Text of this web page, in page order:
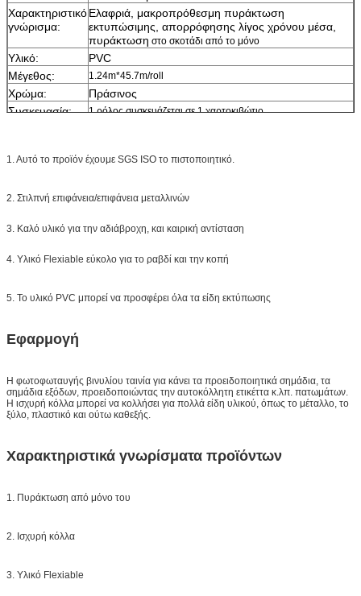
Χαρακτηριστικό
γνώρισμα:
Ελαφριά, μακροπρόθεσμη πυράκτωση
εκτυπώσιμης, απορρόφησης λίγος χρόνου μέσα,
πυράκτωση στο σκοτάδι από το μόνο
Υλικό:
PVC
Μέγεθος:
1.24m*45.7m/roll
Χρώμα:
Πράσινος
Συσκευασία:
1 ρόλος συσκευάζεται σε 1 χαρτοκιβώτιο
1. Αυτό το προϊόν έχουμε SGS ISO το πιστοποιητικό.
2. Στιλπνή επιφάνεια/επιφάνεια μεταλλινών
3. Καλό υλικό για την αδιάβροχη, και καιρική αντίσταση
4. Υλικό Flexiable εύκολο για το ραβδί και την κοπή
5. Το υλικό PVC μπορεί να προσφέρει όλα τα είδη εκτύπωσης
Εφαρμογή
Η φωτοφωταυγής βινυλίου ταινία για κάνει τα προειδοποιητικά σημάδια, τα
σημάδια εξόδων, προειδοποιώντας την αυτοκόλλητη ετικέττα κ.λπ. πατωμάτων.
Η ισχυρή κόλλα μπορεί να κολλήσει για πολλά είδη υλικού, όπως το μέταλλο, το
ξύλο, πλαστικό και ούτω καθεξής.
Χαρακτηριστικά γνωρίσματα προϊόντων
1. Πυράκτωση από μόνο του
2. Ισχυρή κόλλα
3. Υλικό Flexiable